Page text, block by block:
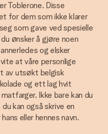
Toblerone. Disse
for dem som ikke klarer
som gave ved spesielle
ønsker å gjøre noen
og elsker
at våre personlige
av utsøkt belgisk
og ett lag hvit
Ikke bare kan du
kan også skrive en
eller hennes navn.